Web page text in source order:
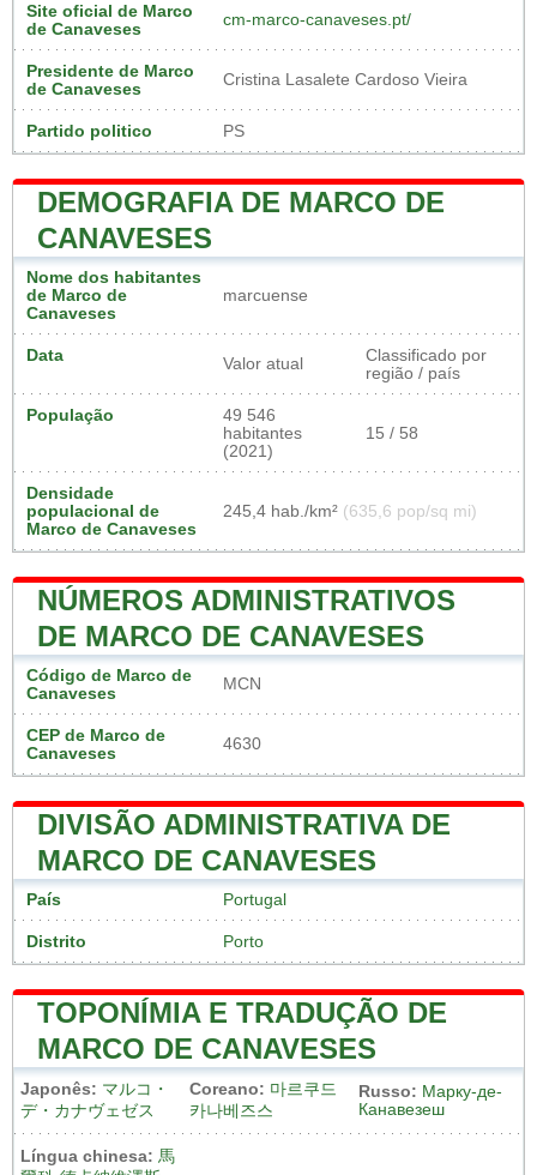
Site oficial de Marco
de Canaveses
cm-marco-canaveses.pt/
Presidente de Marco
de Canaveses
Cristina Lasalete Cardoso Vieira
Partido politico PS
DEMOGRAFIA DE MARCO DE
CANAVESES
Nome dos habitantes
de Marco de
Canaveses
marcuense
Data Valor atual
Classificado por
região / país
População
49 546
habitantes
(2021)
15 / 58
Densidade
populacional de
Marco de Canaveses
245,4 hab./km² (635,6 pop/sq mi)
NÚMEROS ADMINISTRATIVOS
DE MARCO DE CANAVESES
Código de Marco de
Canaveses
MCN
CEP de Marco de
Canaveses
4630
DIVISÃO ADMINISTRATIVA DE
MARCO DE CANAVESES
País Portugal
Distrito Porto
TOPONÍMIA E TRADUÇÃO DE
MARCO DE CANAVESES
Japonês: マルコ・
デ・カナヴェゼス
Coreano: 마르쿠드
카나베즈스
Russo: Марку-де-
Канавезеш
Língua chinesa: 馬